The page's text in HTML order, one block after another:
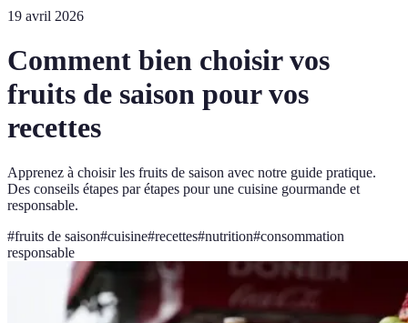
19 avril 2026
Comment bien choisir vos
fruits de saison pour vos
recettes
Apprenez à choisir les fruits de saison avec notre guide pratique.
Des conseils étapes par étapes pour une cuisine gourmande et
responsable.
#fruits de saison#cuisine#recettes#nutrition#consommation
responsable